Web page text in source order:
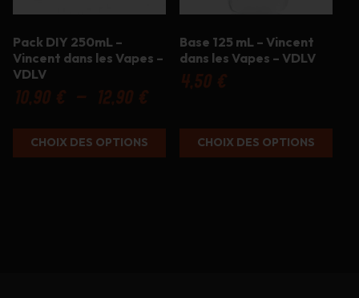
Pack DIY 250mL –
Vincent dans les Vapes –
VDLV
10,90 € – 12,90 €Plage
prix :
10,90 €
CHOIX DES OPTIONS
choisies
la
page
du
produit
Base 125 mL – Vincent
dans les Vapes – VDLV
4,50 €
CHOIX DES OPTIONS
choisies
la
page
du
produit